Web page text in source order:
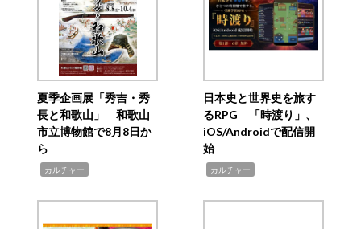
夏季企画展「秀吉・秀
長と和歌山」 和歌山
市立博物館で8月8日か
ら
カルチャー
日本史と世界史を旅す
るRPG 「時渡り」、
iOS/Androidで配信開
始
カルチャー